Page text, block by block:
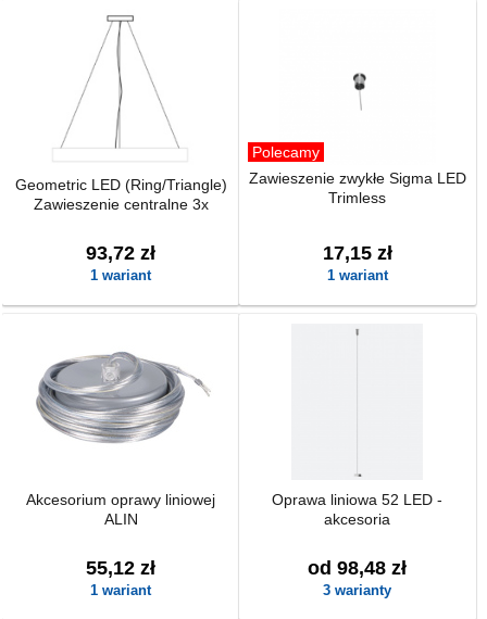
Geometric LED (Ring/Triangle)
Zawieszenie centralne 3x
93,72 zł
1 wariant
Polecamy
Zawieszenie zwykłe Sigma LED
Trimless
17,15 zł
1 wariant
Akcesorium oprawy liniowej
ALIN
55,12 zł
1 wariant
Oprawa liniowa 52 LED -
akcesoria
od 98,48 zł
3 warianty